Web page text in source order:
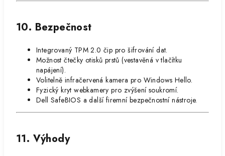
10. Bezpečnost
Integrovaný TPM 2.0 čip pro šifrování dat.
Možnost čtečky otisků prstů (vestavěná v tlačítku
napájení).
Volitelně infračervená kamera pro Windows Hello.
Fyzický kryt webkamery pro zvýšení soukromí.
Dell SafeBIOS a další firemní bezpečnostní nástroje.
11. Výhody